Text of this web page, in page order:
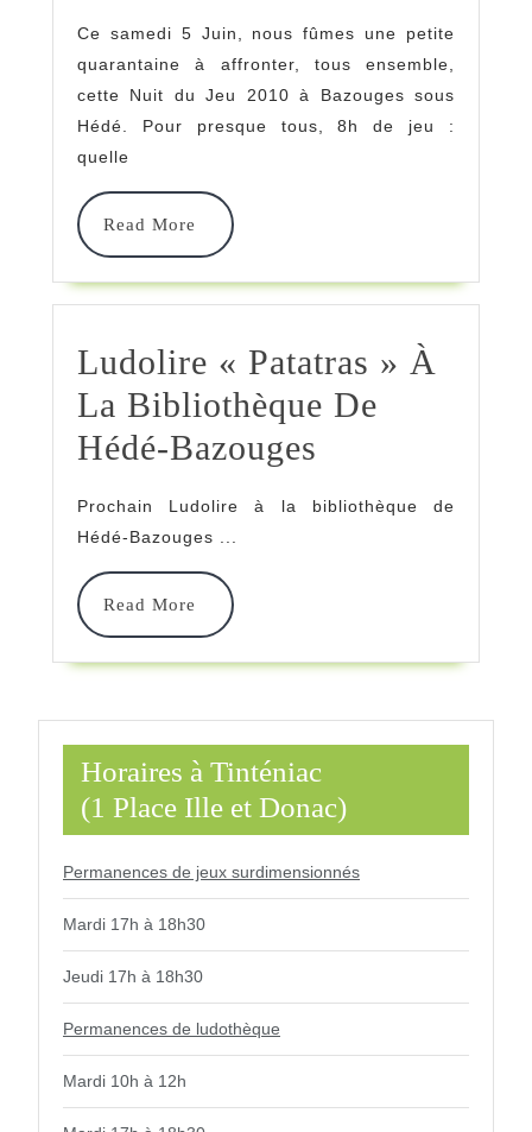
Saint
MaloJEU:
Près
De
8h
De
Jeu
Pour
Une
Quarantaine
De
Ce samedi 5 Juin, nous fûmes une petite
quarantaine à affronter, tous ensemble,
cette Nuit du Jeu 2010 à Bazouges sous
Hédé. Pour presque tous, 8h de jeu :
quelle
Read More
Read
More
Ludolire « Patatras » À
La Bibliothèque De
Hédé-Bazouges
De
Bazouges
Prochain Ludolire à la bibliothèque de
Hédé-Bazouges ...
Read More
Read
More
Horaires à Tinténiac
(1 Place Ille et Donac)
Permanences de jeux surdimensionnés
Mardi 17h à 18h30
Jeudi 17h à 18h30
Permanences de ludothèque
Mardi 10h à 12h